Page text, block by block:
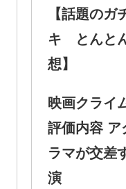
【話題の
キ とんと
想】
映画クラ
評価内容 ア
ラマが交差
演